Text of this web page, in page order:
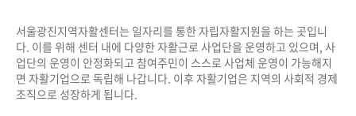
서울광진지역자활센터는 일자리를 통한 자립자활지원을 하는 곳입니
다. 이를 위해 센터 내에 다양한 자활근로 사업단을 운영하고 있으며, 사
업단의 운영이 안정화되고 참여주민이 스스로 사업체 운영이 가능해지
면 자활기업으로 독립해 나갑니다. 이후 자활기업은 지역의 사회적 경제
조직으로 성장하게 됩니다.